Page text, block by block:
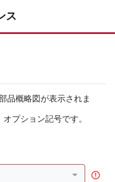
ス
品概略図が表示されま
プション記号です。